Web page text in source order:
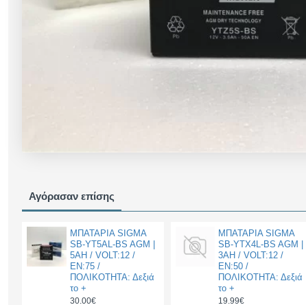
Αγόρασαν επίσης
ΜΠΑΤΑΡΙΑ SIGMA
SB-YT5AL-BS AGM |
5AH / VOLT:12 /
EN:75 /
ΠΟΛΙΚΟΤΗΤΑ: Δεξιά
το +
30.00€
ΜΠΑΤΑΡΙΑ SIGMA
SB-YTX4L-BS AGM |
3AH / VOLT:12 /
EN:50 /
ΠΟΛΙΚΟΤΗΤΑ: Δεξιά
το +
19.99€